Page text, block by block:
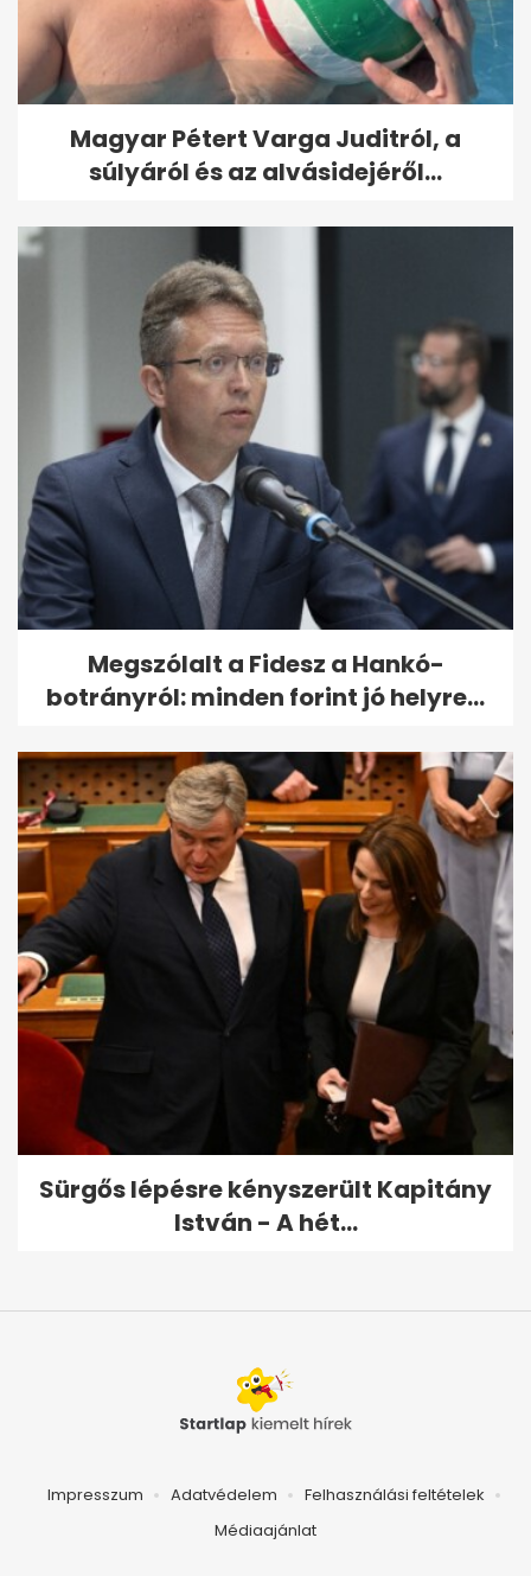
Magyar Pétert Varga Juditról, a
súlyáról és az alvásidejéről...
Megszólalt a Fidesz a Hankó-
botrányról: minden forint jó helyre...
Sürgős lépésre kényszerült Kapitány
István - A hét...
Impresszum Adatvédelem
Felhasználási feltételek
Médiaajánlat